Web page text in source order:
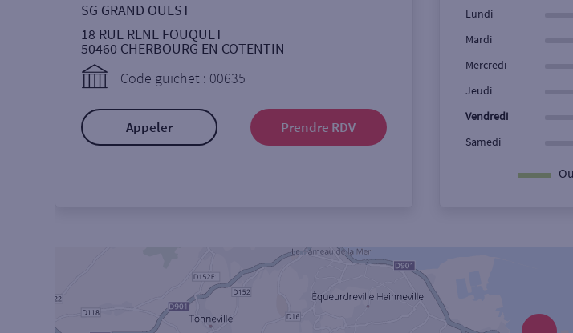
SG GRAND OUEST
18 RUE RENE FOUQUET
50460 CHERBOURG EN COTENTIN
Code guichet : 00635
Appeler Prendre RDV
Lundi
Mardi
Mercredi
Jeudi
Vendredi
Samedi